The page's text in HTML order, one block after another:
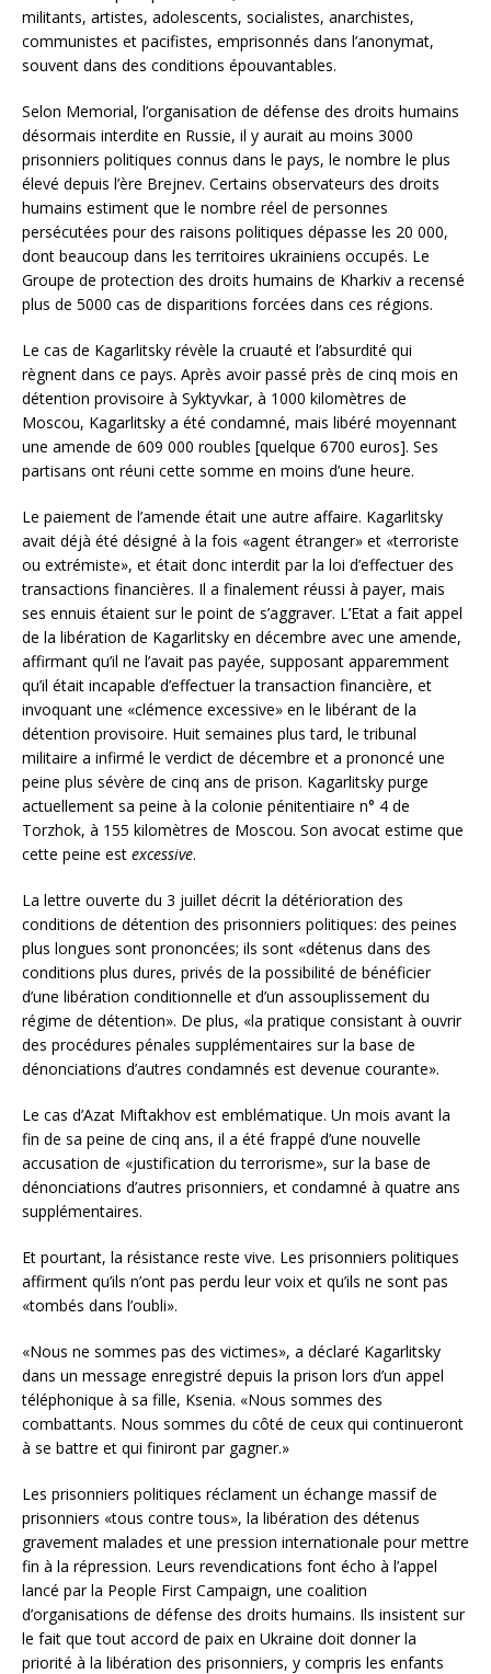
militants, artistes, adolescents, socialistes, anarchistes,
communistes et pacifistes, emprisonnés dans l’anonymat,
souvent dans des conditions épouvantables.
Selon Memorial, l’organisation de défense des droits humains
désormais interdite en Russie, il y aurait au moins 3000
prisonniers politiques connus dans le pays, le nombre le plus
élevé depuis l’ère Brejnev. Certains observateurs des droits
humains estiment que le nombre réel de personnes
persécutées pour des raisons politiques dépasse les 20 000,
dont beaucoup dans les territoires ukrainiens occupés. Le
Groupe de protection des droits humains de Kharkiv a recensé
plus de 5000 cas de disparitions forcées dans ces régions.
Le cas de Kagarlitsky révèle la cruauté et l’absurdité qui
règnent dans ce pays. Après avoir passé près de cinq mois en
détention provisoire à Syktyvkar, à 1000 kilomètres de
Moscou, Kagarlitsky a été condamné, mais libéré moyennant
une amende de 609 000 roubles [quelque 6700 euros]. Ses
partisans ont réuni cette somme en moins d’une heure.
Le paiement de l’amende était une autre affaire. Kagarlitsky
avait déjà été désigné à la fois «agent étranger» et «terroriste
ou extrémiste», et était donc interdit par la loi d’effectuer des
transactions financières. Il a finalement réussi à payer, mais
ses ennuis étaient sur le point de s’aggraver. L’Etat a fait appel
de la libération de Kagarlitsky en décembre avec une amende,
affirmant qu’il ne l’avait pas payée, supposant apparemment
qu’il était incapable d’effectuer la transaction financière, et
invoquant une «clémence excessive» en le libérant de la
détention provisoire. Huit semaines plus tard, le tribunal
militaire a infirmé le verdict de décembre et a prononcé une
peine plus sévère de cinq ans de prison. Kagarlitsky purge
actuellement sa peine à la colonie pénitentiaire n° 4 de
Torzhok, à 155 kilomètres de Moscou. Son avocat estime que
cette peine est excessive.
La lettre ouverte du 3 juillet décrit la détérioration des
conditions de détention des prisonniers politiques: des peines
plus longues sont prononcées; ils sont «détenus dans des
conditions plus dures, privés de la possibilité de bénéficier
d’une libération conditionnelle et d’un assouplissement du
régime de détention». De plus, «la pratique consistant à ouvrir
des procédures pénales supplémentaires sur la base de
dénonciations d’autres condamnés est devenue courante».
Le cas d’Azat Miftakhov est emblématique. Un mois avant la
fin de sa peine de cinq ans, il a été frappé d’une nouvelle
accusation de «justification du terrorisme», sur la base de
dénonciations d’autres prisonniers, et condamné à quatre ans
supplémentaires.
Et pourtant, la résistance reste vive. Les prisonniers politiques
affirment qu’ils n’ont pas perdu leur voix et qu’ils ne sont pas
«tombés dans l’oubli».
«Nous ne sommes pas des victimes», a déclaré Kagarlitsky
dans un message enregistré depuis la prison lors d’un appel
téléphonique à sa fille, Ksenia. «Nous sommes des
combattants. Nous sommes du côté de ceux qui continueront
à se battre et qui finiront par gagner.»
Les prisonniers politiques réclament un échange massif de
prisonniers «tous contre tous», la libération des détenus
gravement malades et une pression internationale pour mettre
fin à la répression. Leurs revendications font écho à l’appel
lancé par la People First Campaign, une coalition
d’organisations de défense des droits humains. Ils insistent sur
le fait que tout accord de paix en Ukraine doit donner la
priorité à la libération des prisonniers, y compris les enfants